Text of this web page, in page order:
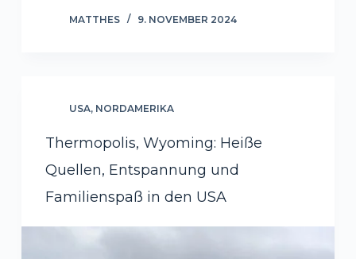
MATTHES 9. NOVEMBER 2024
USA, NORDAMERIKA
Thermopolis, Wyoming: Heiße
Quellen, Entspannung und
Familienspaß in den USA